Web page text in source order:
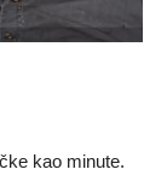
kao minute.